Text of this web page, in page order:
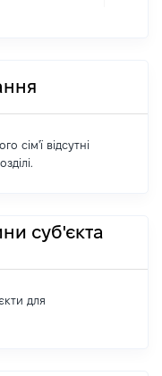
сім'ї відсутні
суб'єкта
для